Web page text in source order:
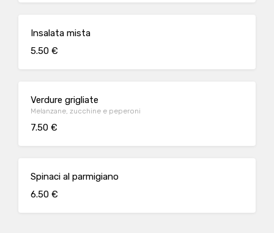
Insalata mista
5.50 €
Verdure grigliate
Melanzane, zucchine e peperoni
7.50 €
Spinaci al parmigiano
6.50 €